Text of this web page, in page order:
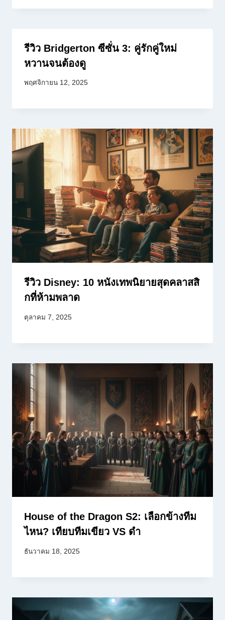
รีวิว Bridgerton ซีซั่น 3: คู่รักคู่ใหม่
หวานจนต้องดู
พฤศจิกายน 12, 2025
รีวิว Disney: 10 หนังเทพนิยายสุดคลาสสิ
กที่ห้ามพลาด
ตุลาคม 7, 2025
House of the Dragon S2: เลือกข้างทีม
ไหน? เทียบทีมเขียว VS ดำ
ธันวาคม 18, 2025